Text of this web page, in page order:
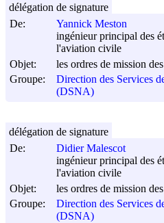
De:
Yannick Meston
ingénieur principal des
l'aviation civile
Objet:
les ordres de mission
Groupe:
Direction des Services
(DSNA)
délégation de signature
De:
Didier Malescot
ingénieur principal des
l'aviation civile
Objet:
les ordres de mission
Groupe:
Direction des Services
(DSNA)
délégation de signature